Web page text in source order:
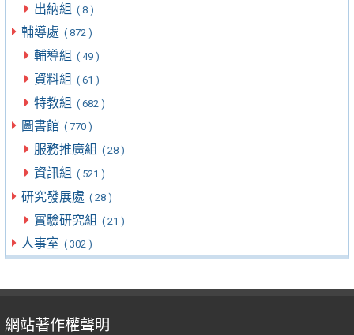
出納組 ( 8 )
輔導處 ( 872 )
輔導組 ( 49 )
資料組 ( 61 )
特教組 ( 682 )
圖書館 ( 770 )
服務推廣組 ( 28 )
資訊組 ( 521 )
研究發展處 ( 28 )
實驗研究組 ( 21 )
人事室 ( 302 )
網站著作權聲明